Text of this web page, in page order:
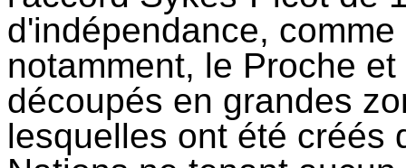
d'indépendance,
notamment, le Proche
découpés en grandes
lesquelles ont été créés